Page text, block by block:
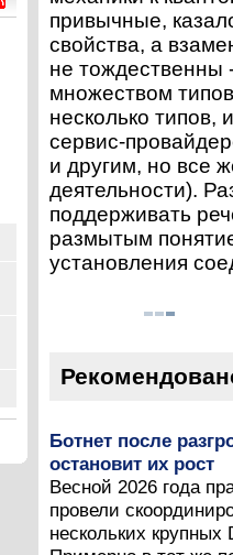
привычные,
свойства, а
не тождественны
множеством
несколько типов,
сервис-
и другим, но все
деятельности).
поддерживать
размытым
установления
Ботнет после
остановит их рост
Весной 2026 года
провели
нескольких